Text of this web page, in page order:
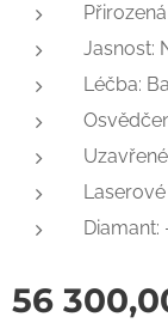
Jasnost:
Léčba:
Diamant:
56